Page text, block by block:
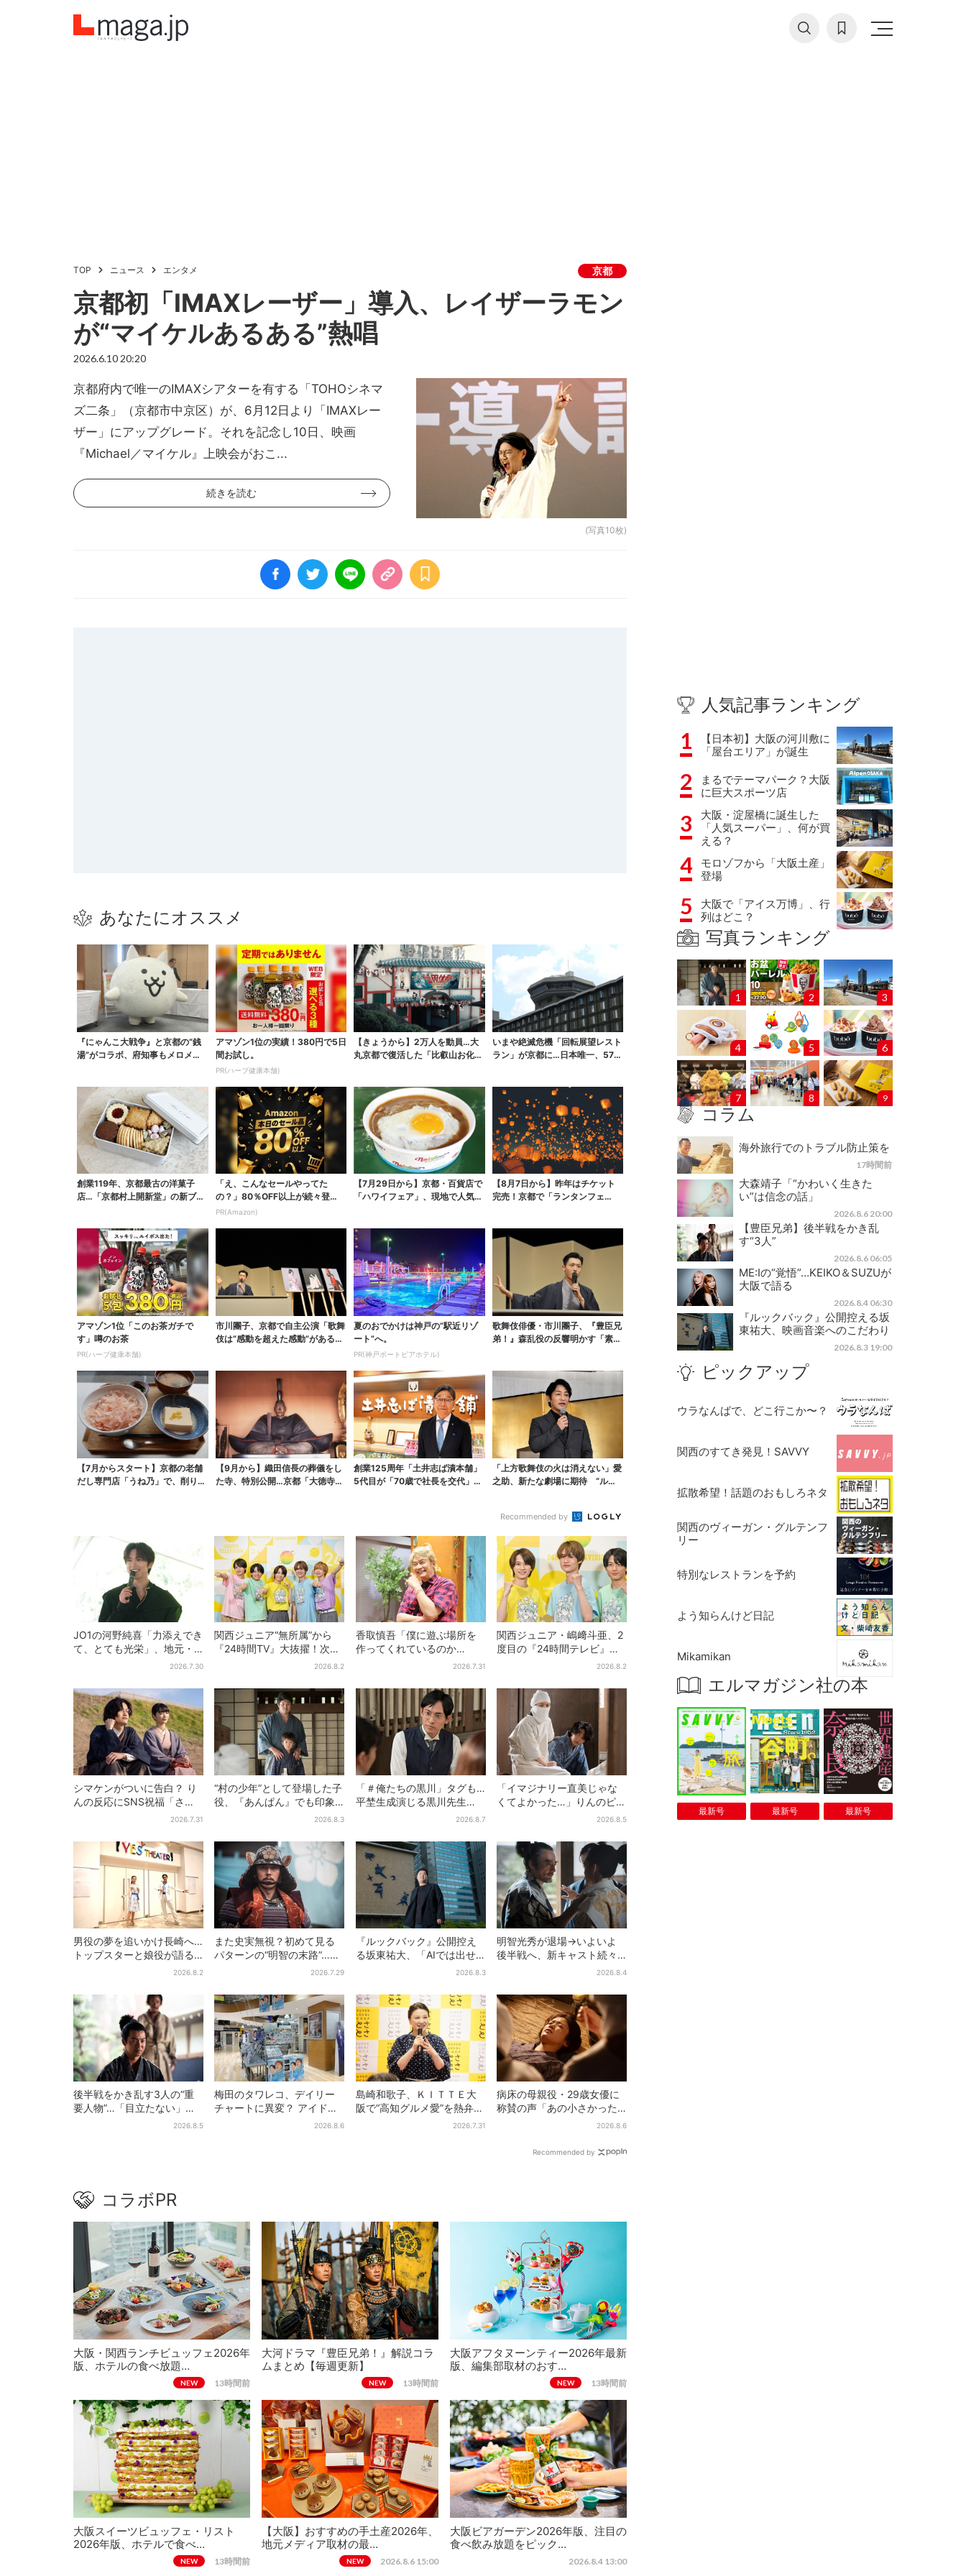
TOP ニュース エンタメ 京都
京都初「IMAXレーザー」導入、レイザーラモン
が“マイケルあるある”熱唱
2026.6.10 20:20
(写真10枚)
京都府内で唯一のIMAXシアターを有する「TOHOシネマ
ズ二条」（京都市中京区）が、6月12日より「IMAXレー
ザー」にアップグレード。それを記念し10日、映画
『Michael／マイケル』上映会がおこ...
続きを読む
あなたにオススメ
『にゃんこ大戦争』と京都の“銭
湯”がコラボ、府知事もメロメロ
アマゾン1位の実績！380円で5日
間お試し。
PR(ハーブ健康本舗)
【きょうから】2万人を動員…大
丸京都で復活した「比叡山お化け
いまや絶滅危機「回転展望レスト
ラン」が京都に…日本唯一、57年
創業119年、京都最古の洋菓子
店…「京都村上開新堂」の新ブラ
「え、こんなセールやってた
の？」80％OFF以上が続々登
場！Amazonの本気が...
PR(Amazon)
【7月29日から】京都・百貨店で
「ハワイフェア」、現地で人気の
【8月7日から】昨年はチケット
完売！京都で「ランタンフェ
アマゾン1位「このお茶ガチで
す」噂のお茶
PR(ハーブ健康本舗)
市川團子、京都で自主公演「歌舞
伎は“感動を超えた感動”がある」
夏のおでかけは神戸の”駅近リゾ
ート”へ。
PR(神戸ポートピアホテル)
歌舞伎俳優・市川團子、『豊臣兄
弟！』森乱役の反響明かす「素顔
【7月からスタート】京都の老舗
だし専門店「うね乃」で、削りた
【9月から】織田信長の葬儀をし
た寺、特別公開…京都「大徳寺」
創業125周年「土井志ば漬本舗」
5代目が「70歳で社長を交代」、
「上方歌舞伎の火は消えない」愛
之助、新たな劇場に期待 “ルパ
Recommended by
JO1の河野純喜「力添えでき
て、とても光栄」、地元・
奈良へ凱旋！学生時代の思
2026.7.30
関西ジュニア“無所属”から
『24時間TV』大抜擢！次世
代スターと期待「まさか僕
2026.8.2
香取慎吾「僕に遊ぶ場所を
作ってくれているのか
も」、異色バラエティ『し
レビの“パンク精神”
2026.7.31
関西ジュニア・嶋﨑斗亜、2
度目の『24時間テレビ』
へ…ほかのメンバーに助言2026.8.2
シマケンがついに告白？ り
んの反応にSNS祝福「さす
がに伝わったよね？」2026.7.31
“村の少年”として登場した子
役、『あんぱん』でも印象
的だった…視聴者驚き「どう
2026.8.3
「＃俺たちの黒川」タグも…
平埜生成演じる黒川先生
の“退場”にSNS悲鳴「もっと
2026.8.7
「イマジナリー直美じゃな
くてよかった…」りんのピン
チに駆けつける直美、ベス
喜
2026.8.5
男役の夢を追いかけ長崎へ…
トップスターと娘役が語る
「ハウステンボス歌劇団」
2026.8.2
また史実無視？初めて見る
パターンの“明智の末路”…実
は、ありえなくもない！？
2026.7.29
『ルックバック』公開控え
る坂東祐大、「AIでは出せ
ない質感がある」映画音楽
2026.8.3
明智光秀が退場→いよいよ
後半戦へ、新キャスト続々…
「豊臣兄弟！」振り返り＆
2026.8.4
後半戦をかき乱す3人の“重
要人物”…「目立たない」主
人公・仲野太賀も、モブキ
2026.8.5
梅田のタワレコ、デイリー
チャートに異変？ アイドル
に混じり“マユリカ”が1位2026.8.6
島崎和歌子、ＫＩＴＴＥ大
阪で“高知グルメ愛”を熱弁
「カツオは塩派」「ちくキ
2026.7.31
病床の母親役・29歳女優に
称賛の声「あの小さかった
加恋ちゃんが…」朝ドラ視聴
2026.8.6
Recommended by
コラボPR
大阪・関西ランチビュッフェ2026年
版、ホテルの食べ放題…
NEW 13時間前
大河ドラマ『豊臣兄弟！』解説コラ
ムまとめ【毎週更新】
NEW 13時間前
大阪アフタヌーンティー2026年最新
版、編集部取材のおす…
NEW 13時間前
大阪スイーツビュッフェ・リスト
2026年版、ホテルで食べ…
NEW 13時間前
【大阪】おすすめの手土産2026年、
地元メディア取材の最…
NEW 2026.8.6 15:00
大阪ビアガーデン2026年版、注目の
食べ飲み放題をピック…
2026.8.4 13:00
人気記事ランキング
1
【日本初】大阪の河川敷に
「屋台エリア」が誕生
2
まるでテーマパーク？大阪
に巨大スポーツ店
3
大阪・淀屋橋に誕生した
「人気スーパー」、何が買
える？
4
モロゾフから「大阪土産」
登場
5
大阪で「アイス万博」、行
列はどこ？
写真ランキング
1 2 3
4 5 6
7 8 9
コラム
海外旅行でのトラブル防止策を
17時間前
大森靖子「“かわいく生きた
い”は信念の話」
2026.8.6 20:00
【豊臣兄弟】後半戦をかき乱
す“3人”
2026.8.6 06:05
ME:Iの“覚悟”…KEIKO＆SUZUが
大阪で語る
2026.8.4 06:30
『ルックバック』公開控える坂
東祐大、映画音楽へのこだわり
2026.8.3 19:00
ピックアップ
ウラなんばで、どこ行こか〜？
関西のすてき発見！SAVVY
拡散希望！話題のおもしろネタ
関西のヴィーガン・グルテンフ
リー
特別なレストランを予約
よう知らんけど日記
Mikamikan
エルマガジン社の本
最新号 最新号 最新号